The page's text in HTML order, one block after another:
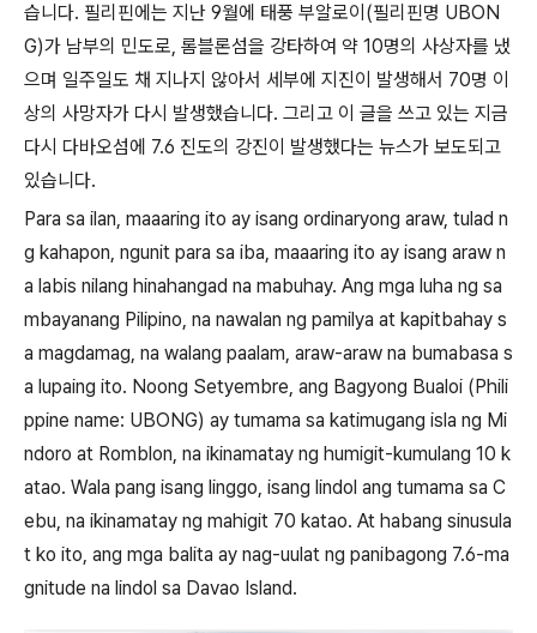
습니다. 필리핀에는 지난 9월에 태풍 부알로이 (필리핀명 UBON
G)가 남부의 민도로, 롬블론섬을 강타하여 약 10명의 사상자를 냈
으며 일주일도 채 지나지 않아서 세부에 지진이 발생해서 70명 이
상의 사망자가 다시 발생했습니다. 그리고 이 글을 쓰고 있는 지금
다시 다바오섬에 7.6 진도의 강진이 발생했다는 뉴스가 보도되고
있습니다.
Para sa ilan, maaaring ito ay isang ordinaryong araw, tulad n
g kahapon, ngunit para sa iba, maaaring ito ay isang araw n
a labis nilang hinahangad na mabuhay. Ang mga luha ng sa
mbayanang Pilipino, na nawalan ng pamilya at kapitbahay s
a magdamag, na walang paalam, araw-araw na bumabasa s
a lupaing ito. Noong Setyembre, ang Bagyong Bualoi (Phili
ppine name: UBONG) ay tumama sa katimugang isla ng Mi
ndoro at Romblon, na ikinamatay ng humigit-kumulang 10 k
atao. Wala pang isang linggo, isang lindol ang tumama sa C
ebu, na ikinamatay ng mahigit 70 katao. At habang sinusula
t ko ito, ang mga balita ay nag-uulat ng panibagong 7.6-ma
gnitude na lindol sa Davao Island.